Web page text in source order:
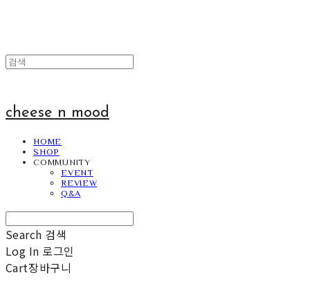
cheese n mood
HOME
SHOP
COMMUNITY
EVENT
REVIEW
Q&A
Search 검색
Log In 로그인
Cart장바구니